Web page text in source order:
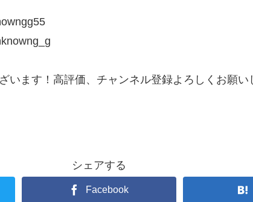
います！高評価、チャンネル登録よろしくお願い
シェアする
Facebook